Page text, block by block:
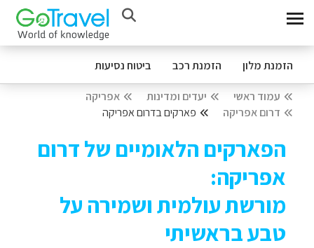
הזמנת מלון הזמנת רכב ביטוח נסיעות
עמוד ראשי יעדים ומדינות
אפריקה
דרום אפריקה
פארקים בדרום אפריקה
הפארקים הלאומיים של דרום
אפריקה:
מורשת עולמית ושמירה על
טבע בראשיתי